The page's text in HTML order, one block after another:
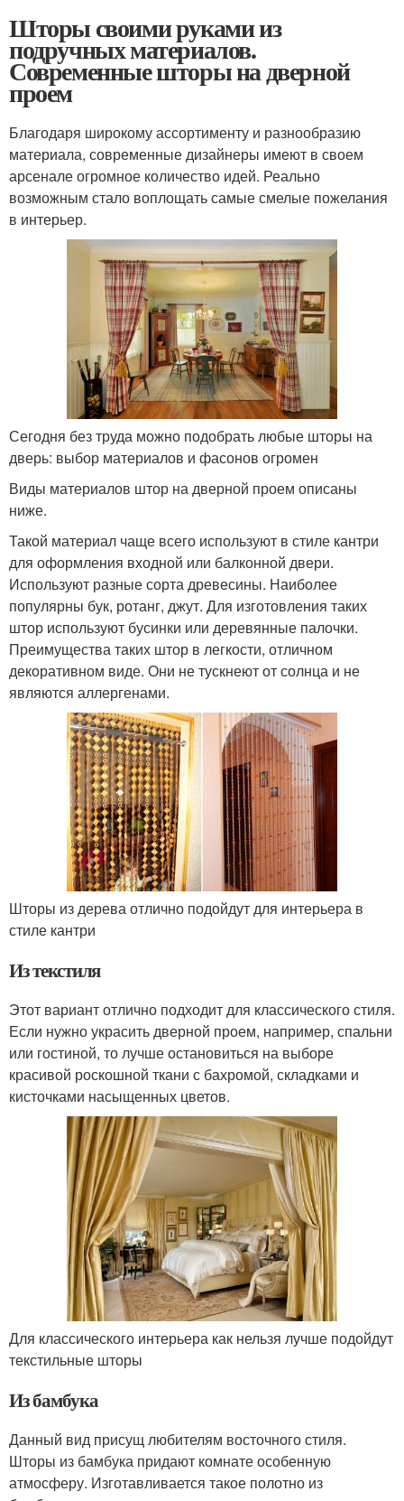
Шторы своими руками из
подручных материалов.
Современные шторы на дверной
проем
Благодаря широкому ассортименту и разнообразию
материала, современные дизайнеры имеют в своем
арсенале огромное количество идей. Реально
возможным стало воплощать самые смелые пожелания
в интерьер.
Сегодня без труда можно подобрать любые шторы на
дверь: выбор материалов и фасонов огромен
Виды материалов штор на дверной проем описаны
ниже.
Такой материал чаще всего используют в стиле кантри
для оформления входной или балконной двери.
Используют разные сорта древесины. Наиболее
популярны бук, ротанг, джут. Для изготовления таких
штор используют бусинки или деревянные палочки.
Преимущества таких штор в легкости, отличном
декоративном виде. Они не тускнеют от солнца и не
являются аллергенами.
Шторы из дерева отлично подойдут для интерьера в
стиле кантри
Из текстиля
Этот вариант отлично подходит для классического стиля.
Если нужно украсить дверной проем, например, спальни
или гостиной, то лучше остановиться на выборе
красивой роскошной ткани с бахромой, складками и
кисточками насыщенных цветов.
Для классического интерьера как нельзя лучше подойдут
текстильные шторы
Из бамбука
Данный вид присущ любителям восточного стиля.
Шторы из бамбука придают комнате особенную
атмосферу. Изготавливается такое полотно из